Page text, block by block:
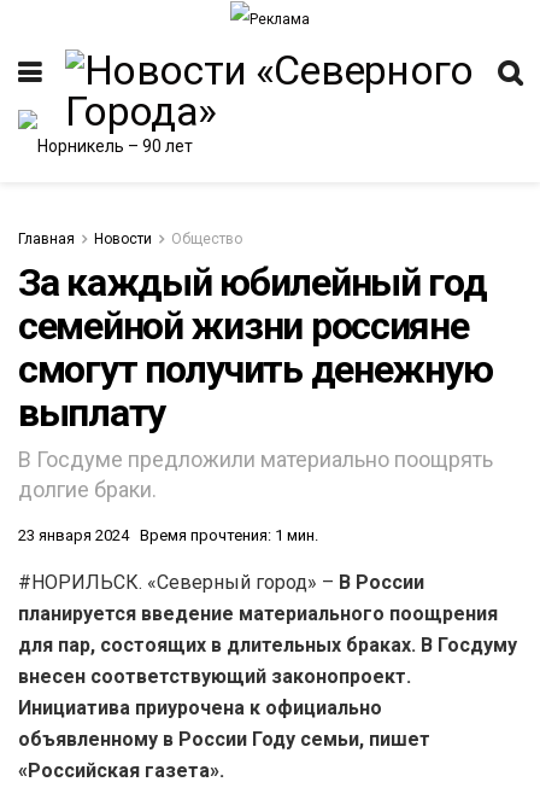
Главная Новости Общество
За каждый юбилейный год
семейной жизни россияне
смогут получить денежную
выплату
В Госдуме предложили материально поощрять
долгие браки.
23 января 2024 Время прочтения: 1 мин.
#НОРИЛЬСК. «Северный город» – В России
планируется введение материального поощрения
для пар, состоящих в длительных браках. В Госдуму
внесен соответствующий законопроект.
Инициатива приурочена к официально
объявленному в России Году семьи, пишет
«Российская газета».